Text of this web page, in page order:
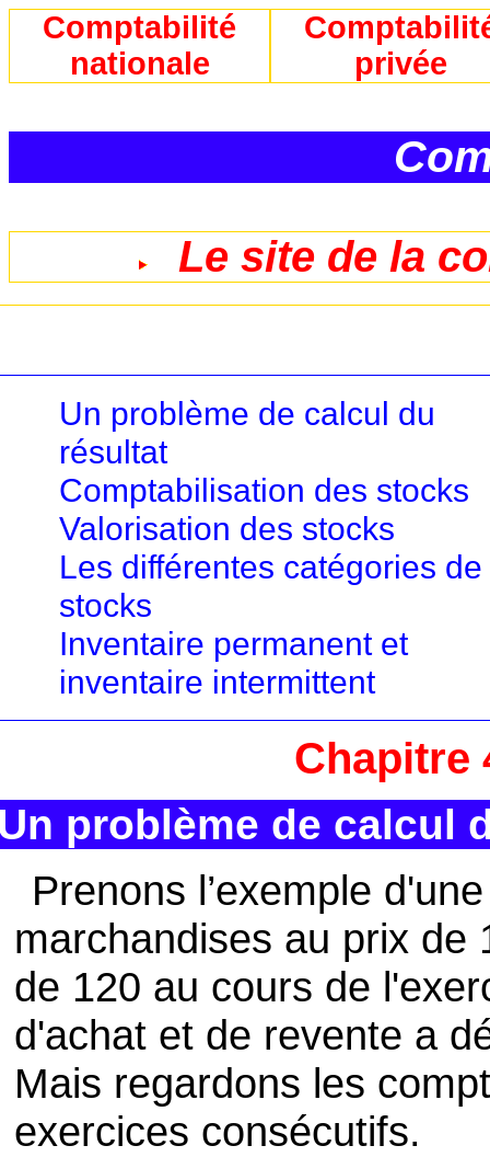
Comptabilité
nationale
privée
Le site de la
Un problème de calcul du
résultat
Comptabilisation des stocks
Valorisation des stocks
Les différentes catégories de
stocks
Inventaire permanent et
inventaire intermittent
Chapitre
problème de calcul
Prenons l’exemple
marchandises au prix de
de 120 au cours de
d'achat et de revente a
Mais regardons les
exercices consécutifs.